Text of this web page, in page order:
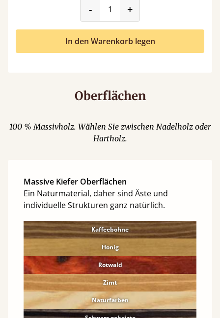
-product_form.decrease
+
In den Warenkorb legen
Oberflächen
100 % Massivholz. Wählen Sie zwischen Nadelholz oder
Hartholz.
Massive Kiefer Oberflächen
Ein Naturmaterial, daher sind Äste und
individuelle Strukturen ganz natürlich.
Kaffeebohne
Honig
Rotwald
Zimt
Naturfarben